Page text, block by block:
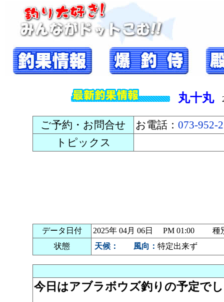
丸十丸
ご予約・お問合せ お電話： 073-952-
トピックス
データ日付
2025年 04月 06日 PM 01:00 種
状態
天候： 風向： 特定出来ず
今日はアブラボウズ釣りの予定で